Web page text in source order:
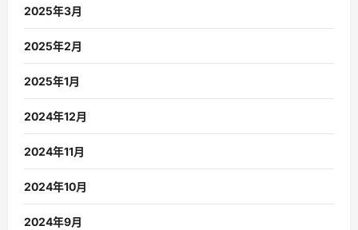
2025年3月
2025年2月
2025年1月
2024年12月
2024年11月
2024年10月
2024年9月